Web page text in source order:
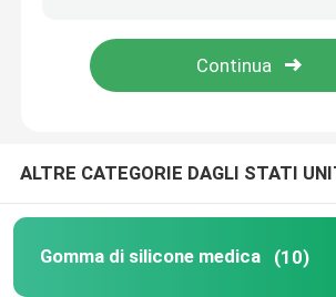
Prodotti
ALTRE CATEGORIE DAGLI STATI
Gomma di silicone medica (10)